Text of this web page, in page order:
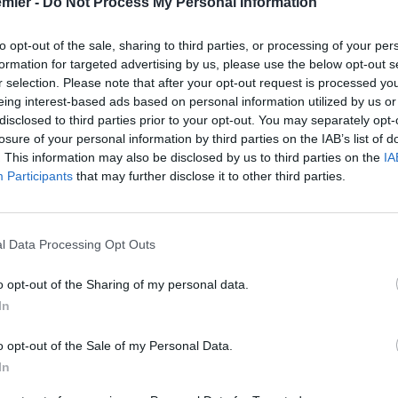
opt-out of the sale, sharing to third parties, or processing of your
for targeted advertising by us, please use the below opt-out
selection. Please note that after your opt-out request is processed
interest-based ads based on personal information utilized by us
to third parties prior to your opt-out. You may separately
of your personal information by third parties on the IAB’s list of
This information may also be disclosed by us to third parties on the
Participants that may further disclose it to other third parties.
Data Processing Opt Outs
opt-out of the Sharing of my personal data.
opt-out of the Sale of my Personal Data.
Il
sulla panchina dei